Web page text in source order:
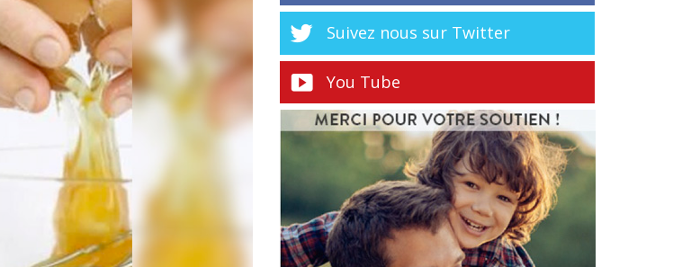
Suivez nous sur Twitter
You Tube